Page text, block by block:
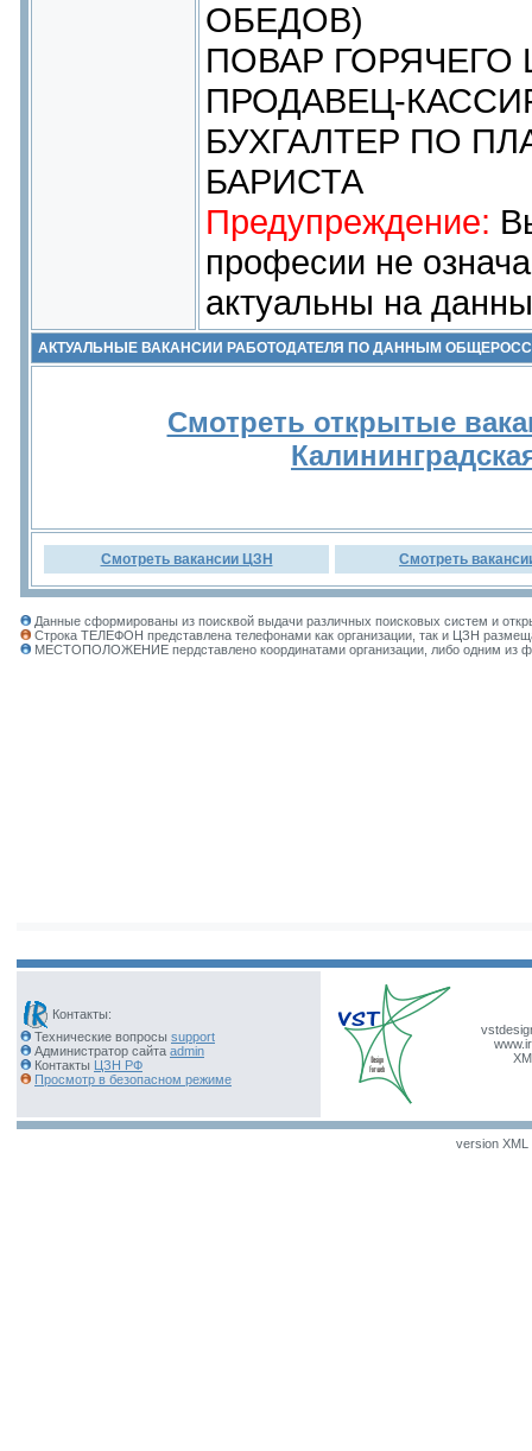
ОБЕДОВ)
ПОВАР ГОРЯЧЕГО
ПРОДАВЕЦ-
БУХГАЛТЕР ПО
БАРИСТА
Предупреждение:
професии не
актуальны на
АКТУАЛЬНЫЕ ВАКАНСИИ РАБОТОДАТЕЛЯ ПО ДАННЫМ
Смотреть открытые
Смотреть вакансии ЦЗН Смотреть
Данные сформированы из поисквой выдачи различных поисковых систем и
Строка ТЕЛЕФОН представлена телефонами как организации, так и ЦЗН
МЕСТОПОЛОЖЕНИЕ пердставлено координатами организации, либо одним из
Контакты:
Технические вопросы support
Администратор сайта admin
Контакты ЦЗН РФ
Просмотр в безопасном режиме
version